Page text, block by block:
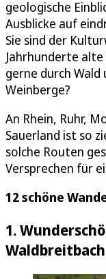
geologische
Ausblicke auf
Sie sind der
Jahrhunderte
gerne durch
Weinberge?
An Rhein, Ruhr,
Sauerland ist so
solche Routen
Versprechen für
12 schöne
1.
Waldbreitbach